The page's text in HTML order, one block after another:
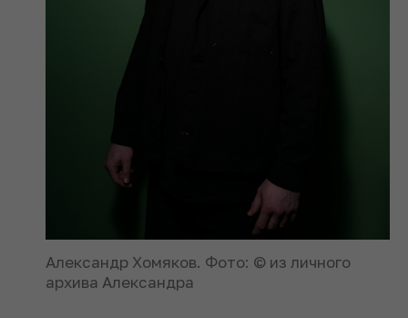
Александр Хомяков. Фото: © из личного
архива Александра